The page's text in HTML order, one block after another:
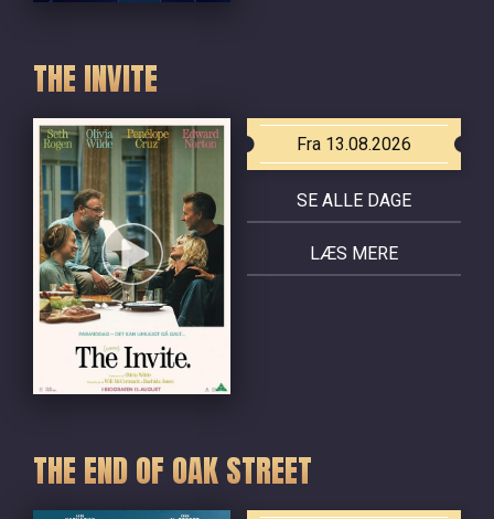
THE INVITE
Fra 13.08.2026
SE ALLE DAGE
LÆS MERE
THE END OF OAK STREET